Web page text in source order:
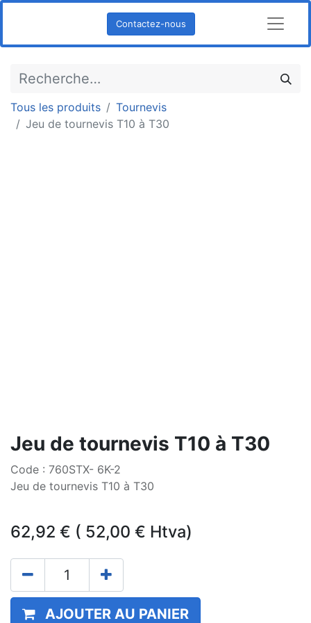
Contactez-nous
Tous les produits
Tournevis
Jeu de tournevis T10 à T30
Jeu de tournevis T10 à T30
Code : 760STX- 6K-2
Jeu de tournevis T10 à T30
62,92 € ( 52,00 € Htva)
AJOUTER AU PANIER